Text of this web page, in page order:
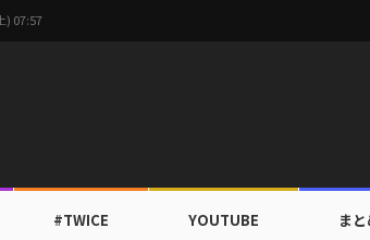
) 07:57
#TWICE YOUTUBE ま